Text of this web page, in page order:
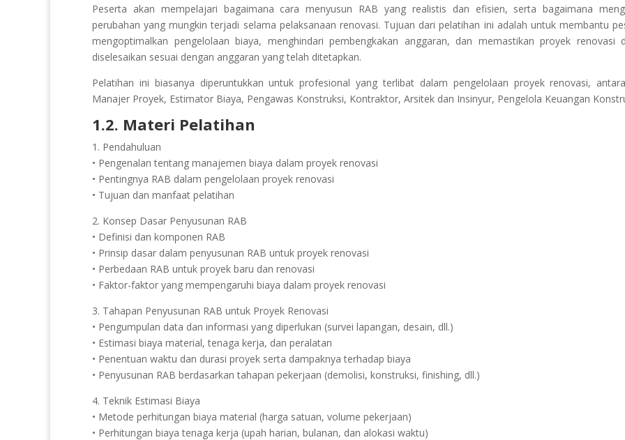
Peserta akan mempelajari bagaimana cara menyusun RAB yang realistis dan efisien, serta bagaimana
perubahan yang mungkin terjadi selama pelaksanaan renovasi. Tujuan dari pelatihan ini adalah untuk membantu
mengoptimalkan pengelolaan biaya, menghindari pembengkakan anggaran, dan memastikan proyek renovasi
diselesaikan sesuai dengan anggaran yang telah ditetapkan.
Pelatihan ini biasanya diperuntukkan untuk profesional yang terlibat dalam pengelolaan proyek renovasi,
Manajer Proyek, Estimator Biaya, Pengawas Konstruksi, Kontraktor, Arsitek dan Insinyur, Pengelola Keuangan
1.2. Materi Pelatihan
1. Pendahuluan
• Pengenalan tentang manajemen biaya dalam proyek renovasi
• Pentingnya RAB dalam pengelolaan proyek renovasi
• Tujuan dan manfaat pelatihan
2. Konsep Dasar Penyusunan RAB
• Definisi dan komponen RAB
• Prinsip dasar dalam penyusunan RAB untuk proyek renovasi
• Perbedaan RAB untuk proyek baru dan renovasi
• Faktor-faktor yang mempengaruhi biaya dalam proyek renovasi
3. Tahapan Penyusunan RAB untuk Proyek Renovasi
• Pengumpulan data dan informasi yang diperlukan (survei lapangan, desain, dll.)
• Estimasi biaya material, tenaga kerja, dan peralatan
• Penentuan waktu dan durasi proyek serta dampaknya terhadap biaya
• Penyusunan RAB berdasarkan tahapan pekerjaan (demolisi, konstruksi, finishing, dll.)
4. Teknik Estimasi Biaya
• Metode perhitungan biaya material (harga satuan, volume pekerjaan)
• Perhitungan biaya tenaga kerja (upah harian, bulanan, dan alokasi waktu)